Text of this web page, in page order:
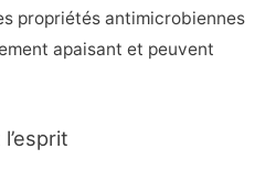
propriétés antimicrobiennes
apaisant et peuvent